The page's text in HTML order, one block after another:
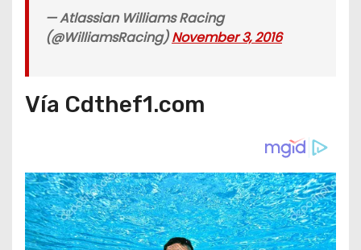
— Atlassian Williams Racing
(@WilliamsRacing)November 3, 2016
Vía Cdthef1.com